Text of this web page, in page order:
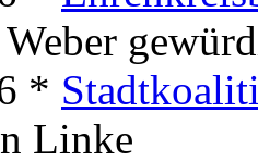
*
Linke